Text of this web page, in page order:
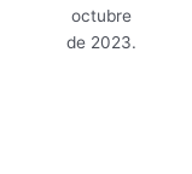
octubre
de 2023.